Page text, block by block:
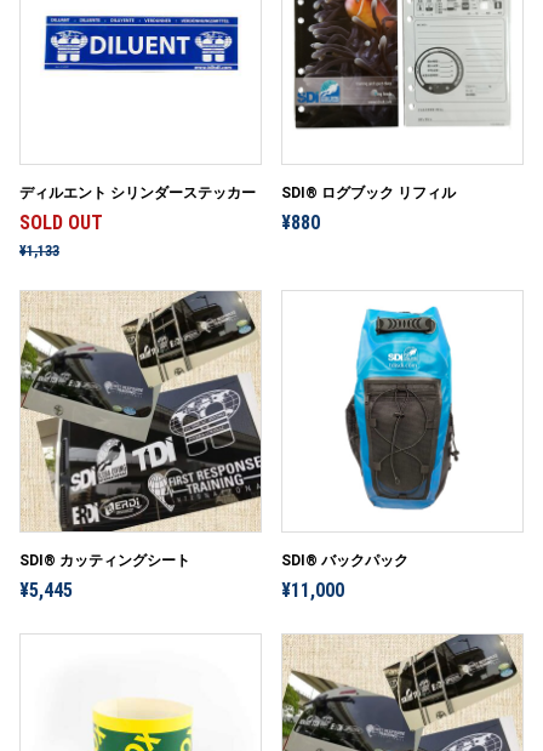
ディルエント シリンダーステッカー
SOLD OUT
¥1,133
SDI® ログブック リフィル
¥880
SDI® カッティングシート
¥5,445
SDI® バックパック
¥11,000